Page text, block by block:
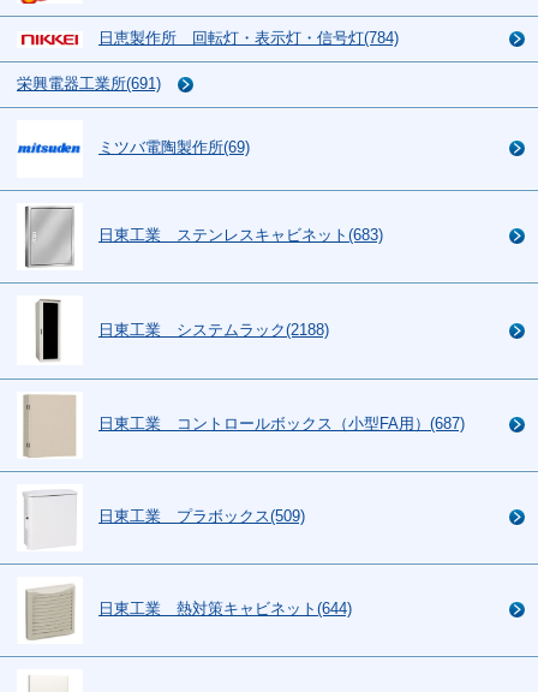
日恵製作所 回転灯・表示灯・信号灯(784)
栄興電器工業所(691)
ミツバ電陶製作所(69)
日東工業 ステンレスキャビネット(683)
日東工業 システムラック(2188)
日東工業 コントロールボックス（小型FA用）(687)
日東工業 プラボックス(509)
日東工業 熱対策キャビネット(644)